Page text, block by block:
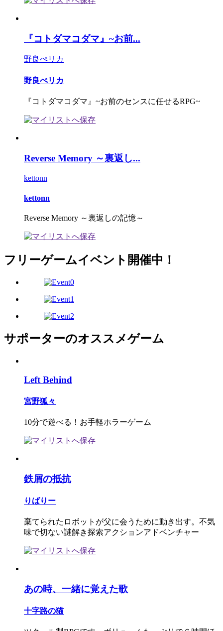
『コトダマコダマ』~お前...
野良ぺリカ
野良ぺリカ
『コトダマコダマ』~お前のセンスに任せるRPG~
Reverse Memory ～裏返し...
kettonn
kettonn
Reverse Memory ～裏返しの記憶～
フリーゲームイベント開催中！
サポーターのオススメゲーム
Left Behind
宮野狐々
10分で遊べる！お手軽ホラーゲーム
鉄屑の抵抗
りばりー
棄てられたロボットが父に会うために動き出す。不気
味で切ない謎解き探索アクションアドベンチャー
あの時、一緒に覚えた歌
十字路の猫